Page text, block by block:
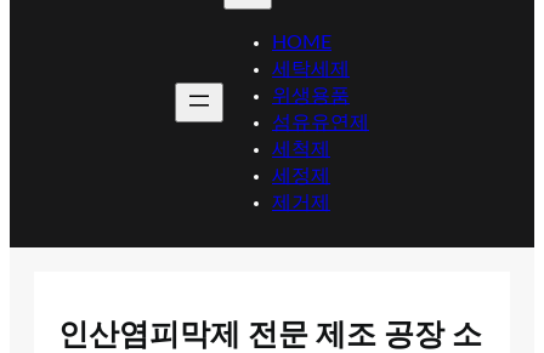
HOME
세탁세제
위생용품
섬유유연제
세척제
세정제
제거제
인산염피막제 전문 제조 공장 소